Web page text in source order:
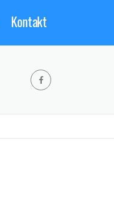
Kontakt